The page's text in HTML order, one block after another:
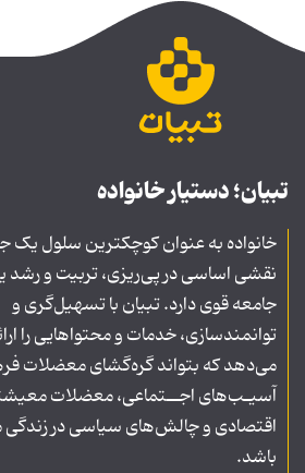
تبیان؛ دستیار خانواده
خانواده به عنوان کوچکترین سلول یک
نقشی اساسی در پی‌ریزی، تربیت و رشد
جامعه قوی دارد. تبیان با تسهیل‌گری و
توانمندسازی، خدمات و محتواهایی را
می‌دهد که بتواند گره‌گشای معضلات
آسیـب‌های اجــتماعی، معضلات
اقتصادی و چالش‌های سیاسی در زندگی
باشد.